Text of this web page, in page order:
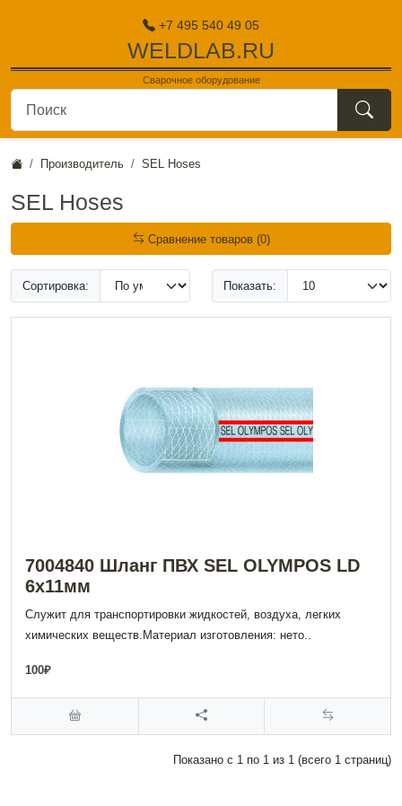
+7 495 540 49 05
WELDLAB.RU
Сварочное оборудование
Производитель SEL Hoses
SEL Hoses
Сравнение товаров (0)
Сортировка: Показать:
7004840 Шланг ПВХ SEL OLYMPOS LD
6х11мм
Служит для транспортировки жидкостей, воздуха, легких
химических веществ.Материал изготовления: нето..
100₽
Показано с 1 по 1 из 1 (всего 1 страниц)